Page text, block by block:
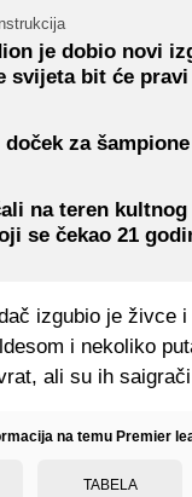
je dobio novi
svijeta bit će
za šampione
na teren kultnog
se čekao 21
izgubio je živce
i nekoliko
ali su ih
na temu Premier
TABELA